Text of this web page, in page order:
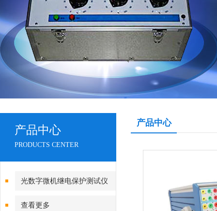
产品中心
PRODUCTS CENTER
光数字微机继电保护测试仪
查看更多
产品中心